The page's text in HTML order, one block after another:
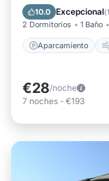
10.0 Excepcional(
2 Dormitorios 1 Baño
Aparcamiento
Se
€28/noche
7 noches - €193